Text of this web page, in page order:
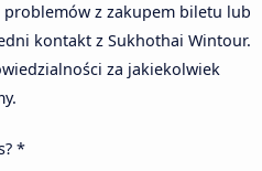
z zakupem biletu lub
kontakt z Sukhothai Wintour.
za jakiekolwiek
*